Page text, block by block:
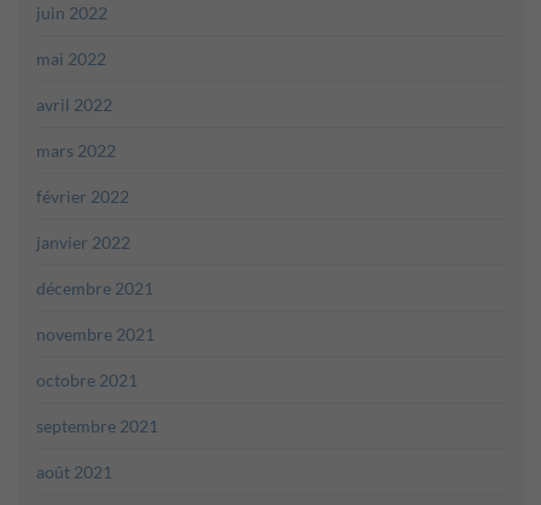
juin 2022
mai 2022
avril 2022
mars 2022
février 2022
janvier 2022
décembre 2021
novembre 2021
octobre 2021
septembre 2021
août 2021